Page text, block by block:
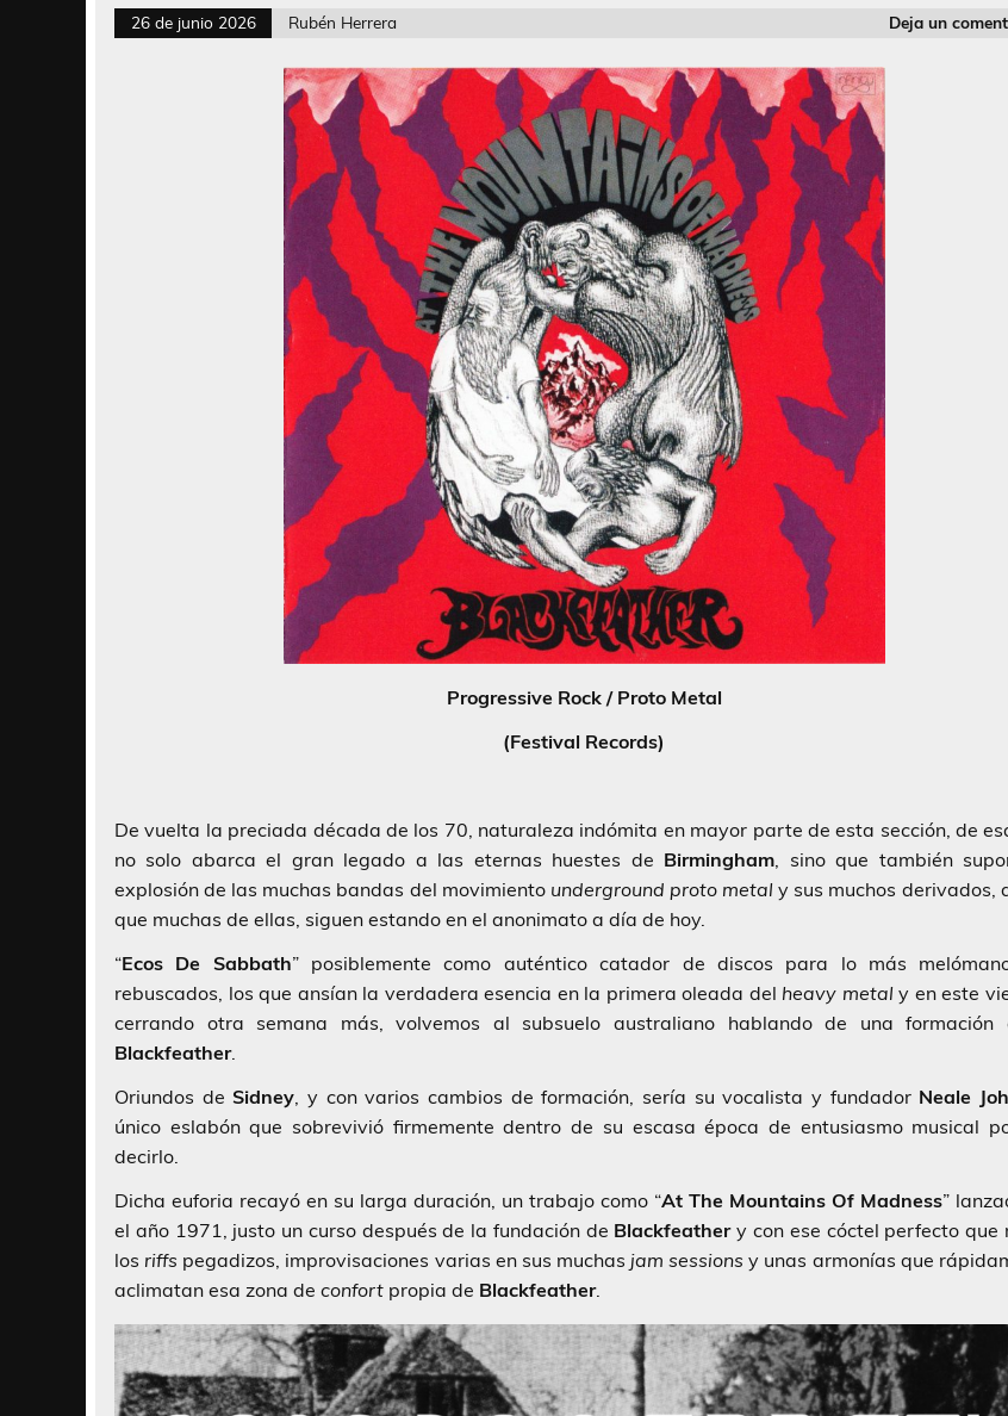
26 de junio 2026 Rubén Herrera Deja un
Progressive Rock / Proto Metal
(Festival Records)
De vuelta la preciada década de los 70, naturaleza indómita en mayor parte de esta sección, de
no solo abarca el gran legado a las eternas huestes de Birmingham, sino que también
explosión de las muchas bandas del movimiento underground proto metal y sus muchos derivados,
que muchas de ellas, siguen estando en el anonimato a día de hoy.
“Ecos De Sabbath” posiblemente como auténtico catador de discos para lo más
rebuscados, los que ansían la verdadera esencia en la primera oleada del heavy metaly en este
cerrando otra semana más, volvemos al subsuelo australiano hablando de una formación
Blackfeather.
Oriundos deSidney, y con varios cambios de formación, sería su vocalista y fundador Neale
único eslabón que sobrevivió firmemente dentro de su escasa época de entusiasmo musical
decirlo.
Dicha euforia recayó en su larga duración, un trabajo como “At The Mountains Of Madness”
el año 1971, justo un curso después de la fundación de Blackfeathery con ese cóctel perfecto que
los riffs pegadizos, improvisaciones varias en sus muchas jam sessions y unas armonías que
aclimatan esa zona de confort propia de Blackfeather.